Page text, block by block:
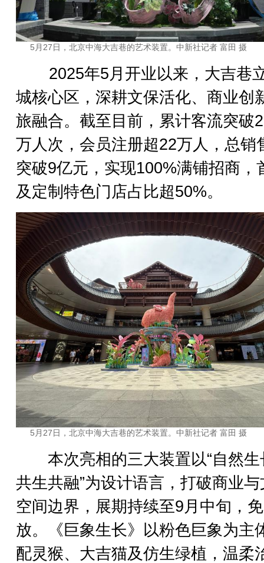
5月27日，北京中海大吉巷的艺术装置。中新社记者 富田 摄
2025年5月开业以来，大吉巷
城核心区，深耕文保活化、商业创
旅融合。截至目前，累计客流突破
万人次，会员注册超22万人，总销
突破9亿元，实现100%满铺招商，
及定制特色门店占比超50%。
5月27日，北京中海大吉巷的艺术装置。中新社记者 富田 摄
本次亮相的三大装置以“自然生
共生共融”为设计语言，打破商业
空间边界，展期持续至9月中旬，
放。《巨象生长》以粉色巨象为主
配灵猴、大吉猫及仿生绿植，温柔